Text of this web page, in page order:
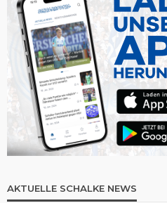
AKTUELLE SCHALKE NEWS